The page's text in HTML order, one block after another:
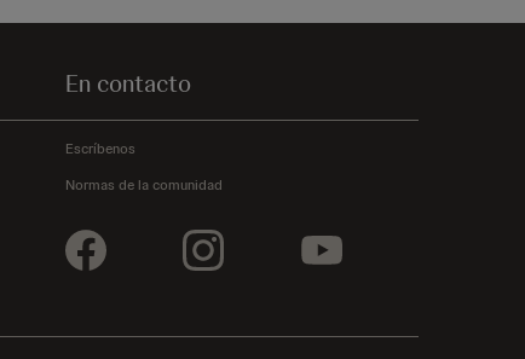
En contacto
Escríbenos
Normas de la comunidad